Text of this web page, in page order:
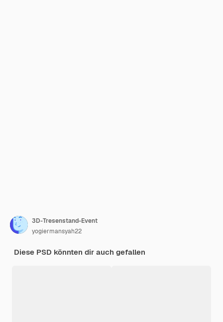
3D-Tresenstand-Event
yogiermansyah22
Diese PSD könnten dir auch gefallen